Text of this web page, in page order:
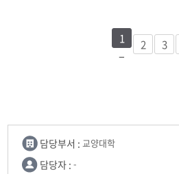
1 2 3
담당부서 : 교양대학
담당자 : -